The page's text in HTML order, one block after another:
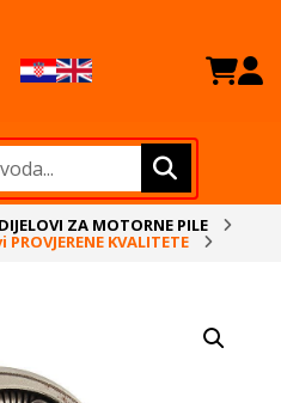
ZA MOTORNE PILE
KVALITETE